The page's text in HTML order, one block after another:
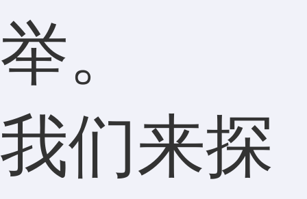
举。
我们来探